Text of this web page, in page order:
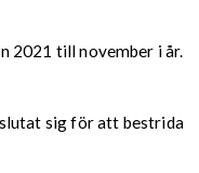
2021 till november i år.
sig för att bestrida